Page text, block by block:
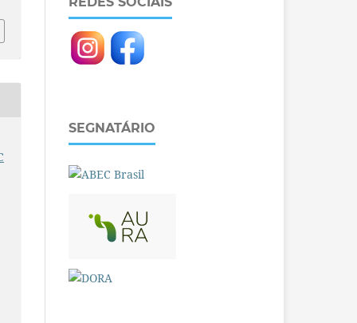
SEGNATÁRIO